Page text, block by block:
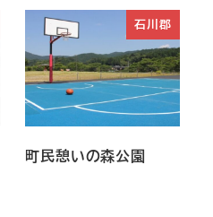
石川郡
町民憩いの森公園